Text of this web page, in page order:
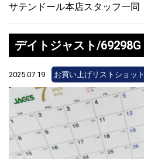
サテンドール本店スタッフ一同
デイトジャスト/69298G
2025.07.19 お買い上げリストショット